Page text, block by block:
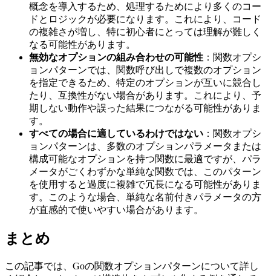
概念を導入するため、処理するためにより多くのコー
ドとロジックが必要になります。これにより、コード
の複雑さが増し、特に初心者にとっては理解が難しく
なる可能性があります。
無効なオプションの組み合わせの可能性 ：関数オプシ
ョンパターンでは、関数呼び出しで複数のオプション
を指定できるため、特定のオプションが互いに競合し
たり、互換性がない場合があります。これにより、予
期しない動作や誤った結果につながる可能性がありま
す。
すべての場合に適しているわけではない ：関数オプシ
ョンパターンは、多数のオプションパラメータまたは
構成可能なオプションを持つ関数に最適ですが、パラ
メータがごくわずかな単純な関数では、このパターン
を使用すると過度に複雑で冗長になる可能性がありま
す。このような場合、単純な名前付きパラメータの方
が直感的で使いやすい場合があります。
まとめ
この記事では、Goの関数オプションパターンについて詳し